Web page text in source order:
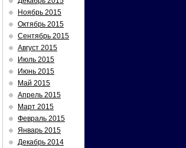
Ноябрь 2015
Октябрь 2015
Сентябрь 2015
Август 2015
Июль 2015
Июнь 2015
Май 2015
Апрель 2015
Март 2015
Февраль 2015
Январь 2015
Декабрь 2014